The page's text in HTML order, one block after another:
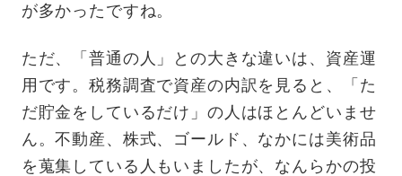
が多かったですね。
ただ、「普通の人」との大きな違いは、資産運
用です。税務調査で資産の内訳を見ると、「た
だ貯金をしているだけ」の人はほとんどいませ
ん。不動産、株式、ゴールド、なかには美術品
を蒐集している人もいましたが、なんらかの投